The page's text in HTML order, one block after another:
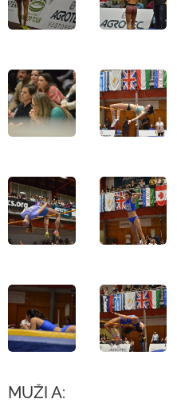
MUŽI A: